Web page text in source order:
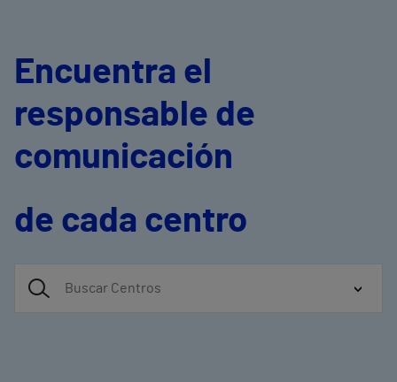
Encuentra el
responsable de
comunicación
de cada centro